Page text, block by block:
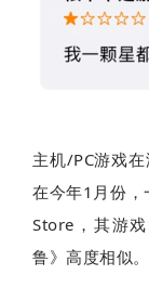
主机/PC游戏
在今年1月份
Store，其游
鲁》高度相似。